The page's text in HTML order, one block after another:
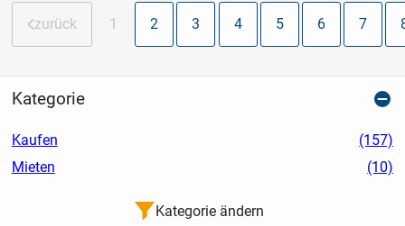
zurück 1 2 3 4 5 6 7
Kategorie
Kaufen
(157)
Mieten
(10)
Kategorie ändern